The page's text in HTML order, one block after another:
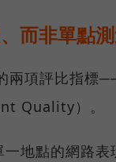
而非單點
兩項評比指標
Quality）。
地點的網路